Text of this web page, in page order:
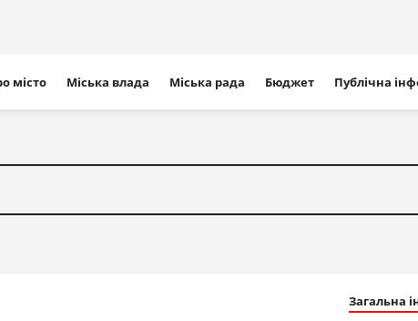
місто Міська влада Міська рада Бюджет Публічна
Загальна